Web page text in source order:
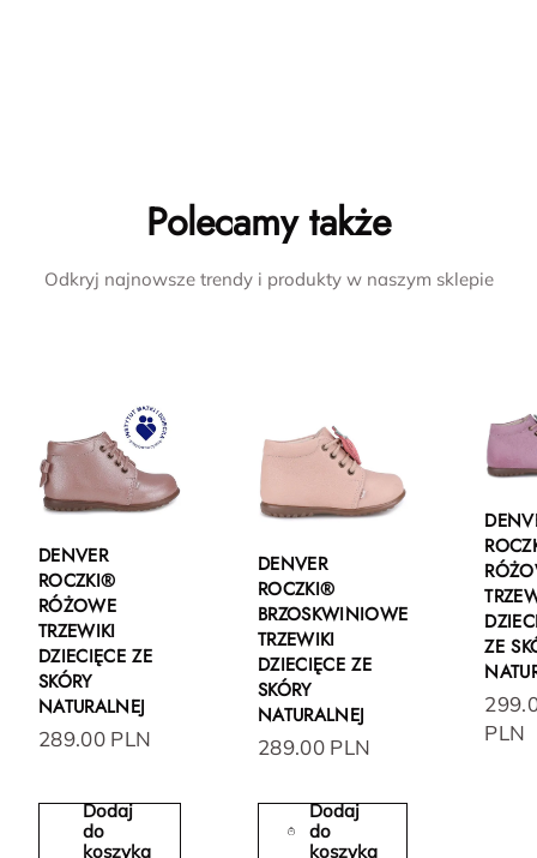
Polecamy także
Odkryj najnowsze trendy i produkty w naszym sklepie
DENVER
ROCZKI®
RÓŻOWE
TRZEWIKI
DZIECIĘCE ZE
SKÓRY
NATURALNEJ
289.00 PLN
Dodaj
do
koszyka
DENVER
ROCZKI®
BRZOSKWINIOWE
TRZEWIKI
DZIECIĘCE ZE
SKÓRY
NATURALNEJ
289.00 PLN
Dodaj
do
koszyka
ZE
PLN